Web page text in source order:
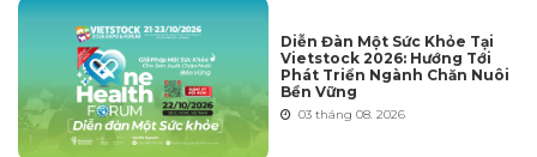
Diễn Đàn Một Sức Khỏe Tại
Vietstock 2026: Hướng Tới
Phát Triển Ngành Chăn Nuôi
Bền Vững
03 tháng 08. 2026